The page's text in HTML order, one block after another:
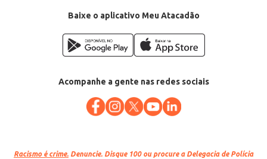
Baixe o aplicativo Meu Atacadão
Acompanhe a gente nas redes sociais
Racismo é crime. Denuncie. Disque 100 ou procure a Delegacia de Polícia